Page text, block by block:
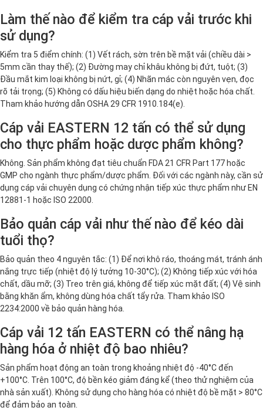
Làm thế nào để kiểm tra cáp vải trước khi
sử dụng?
Kiểm tra 5 điểm chính: (1) Vết rách, sờn trên bề mặt vải (chiều dài >
5mm cần thay thế); (2) Đường may chỉ khâu không bị đứt, tuột; (3)
Đầu mắt kim loại không bị nứt, gỉ; (4) Nhãn mác còn nguyên vẹn, đọc
rõ tải trọng; (5) Không có dấu hiệu biến dạng do nhiệt hoặc hóa chất.
Tham khảo hướng dẫn OSHA 29 CFR 1910.184(e).
Cáp vải EASTERN 12 tấn có thể sử dụng
cho thực phẩm hoặc dược phẩm không?
Không. Sản phẩm không đạt tiêu chuẩn FDA 21 CFR Part 177 hoặc
GMP cho ngành thực phẩm/dược phẩm. Đối với các ngành này, cần sử
dụng cáp vải chuyên dụng có chứng nhận tiếp xúc thực phẩm như EN
12881-1 hoặc ISO 22000.
Bảo quản cáp vải như thế nào để kéo dài
tuổi thọ?
Bảo quản theo 4 nguyên tắc: (1) Để nơi khô ráo, thoáng mát, tránh ánh
nắng trực tiếp (nhiệt độ lý tưởng 10-30°C); (2) Không tiếp xúc với hóa
chất, dầu mỡ; (3) Treo trên giá, không để tiếp xúc mặt đất; (4) Vệ sinh
bằng khăn ẩm, không dùng hóa chất tẩy rửa. Tham khảo ISO
2234:2000 về bảo quản hàng hóa.
Cáp vải 12 tấn EASTERN có thể nâng hạ
hàng hóa ở nhiệt độ bao nhiêu?
Sản phẩm hoạt động an toàn trong khoảng nhiệt độ -40°C đến
+100°C. Trên 100°C, độ bền kéo giảm đáng kể (theo thử nghiệm của
nhà sản xuất). Không sử dụng cho hàng hóa có nhiệt độ bề mặt > 80°C
để đảm bảo an toàn.